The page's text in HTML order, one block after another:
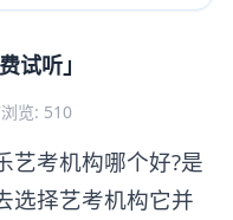
试听」
浏览: 510
考机构哪个好?是
选择艺考机构它并